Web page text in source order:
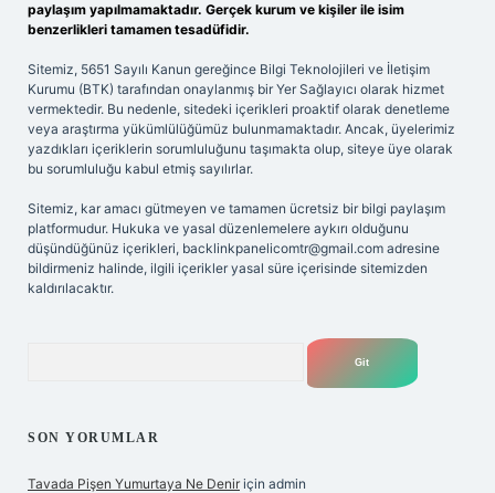
paylaşım yapılmamaktadır. Gerçek kurum ve kişiler ile isim
benzerlikleri tamamen tesadüfidir.
Sitemiz, 5651 Sayılı Kanun gereğince Bilgi Teknolojileri ve İletişim
Kurumu (BTK) tarafından onaylanmış bir Yer Sağlayıcı olarak hizmet
vermektedir. Bu nedenle, sitedeki içerikleri proaktif olarak denetleme
veya araştırma yükümlülüğümüz bulunmamaktadır. Ancak, üyelerimiz
yazdıkları içeriklerin sorumluluğunu taşımakta olup, siteye üye olarak
bu sorumluluğu kabul etmiş sayılırlar.
Sitemiz, kar amacı gütmeyen ve tamamen ücretsiz bir bilgi paylaşım
platformudur. Hukuka ve yasal düzenlemelere aykırı olduğunu
düşündüğünüz içerikleri, backlinkpanelicomtr@gmail.com adresine
bildirmeniz halinde, ilgili içerikler yasal süre içerisinde sitemizden
kaldırılacaktır.
SON YORUMLAR
Tavada Pişen Yumurtaya Ne Denir için admin